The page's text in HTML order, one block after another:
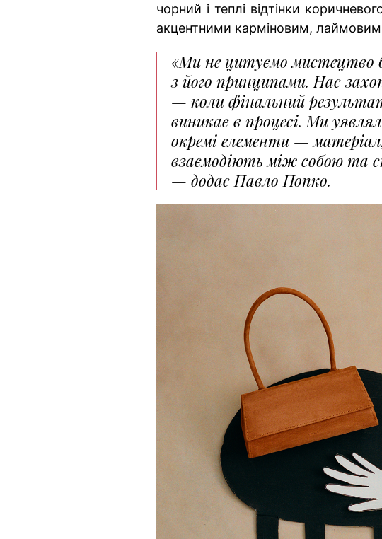
чорний і теплі відтінки
акцентними карміновим,
«Ми не цитуємо мистецтво
з його принципами. Нас
— коли фінальний
виникає в процесі. Ми
окремі елементи —
взаємодіють між собою та
— додає Павло Попко.